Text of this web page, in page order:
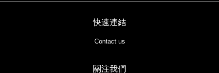
快速連結
Contact us
關注我們